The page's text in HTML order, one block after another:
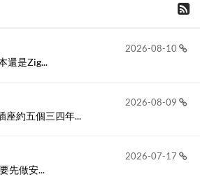
2026-08-10
還是Zig...
2026-08-09
座約五個三四年...
2026-07-17
先做安...